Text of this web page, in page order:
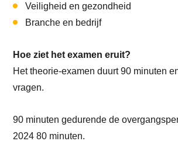
Veiligheid en gezondheid
Branche en bedrijf
Hoe ziet het examen eruit?
Het theorie-examen duurt 90 minuten
vragen.
90 minuten gedurende de
2024 80 minuten.